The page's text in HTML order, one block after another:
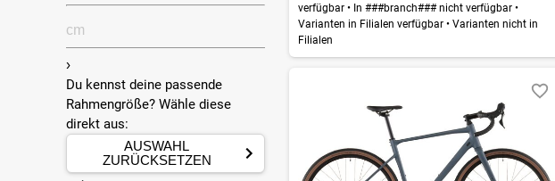
›
Du kennst deine passende
Rahmengröße? Wähle diese
direkt aus:
AUSWAHL
ZURÜCKSETZEN
verfügbar •In ###branch### nicht verfügbar •
Varianten in Filialen verfügbar •Varianten nicht in
Filialen